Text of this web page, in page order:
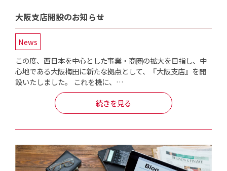
大阪支店開設のお知らせ
News
この度、西日本を中心とした事業・商圏の拡大を目指し、中
心地である大阪梅田に新たな拠点として、『大阪支店』を開
設いたしました。 これを機に、…
続きを見る